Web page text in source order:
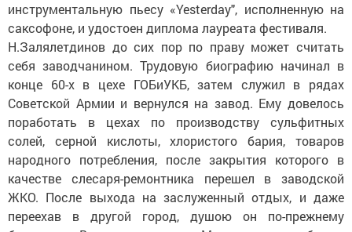
инструментальную пьесу «Yesterday", исполненную на
саксофоне, и удостоен диплома лауреата фестиваля.
Н.Залялетдинов до сих пор по праву может считать
себя заводчанином. Трудовую биографию начинал в
конце 60-х в цехе ГОБиУКБ, затем служил в рядах
Советской Армии и вернулся на завод. Ему довелось
поработать в цехах по производству сульфитных
солей, серной кислоты, хлористого бария, товаров
народного потребления, после закрытия которого в
качестве слесаря-ремонтника перешел в заводской
ЖКО. После выхода на заслуженный отдых, и даже
переехав в другой город, душою он по-прежнему